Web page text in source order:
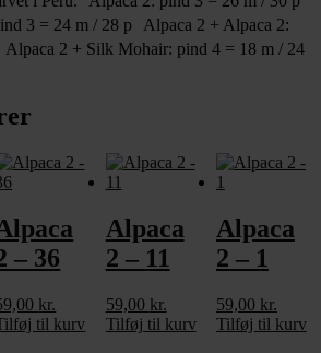
3 = 24 m / 28 p Alpaca 2 + Alpaca 2:
2 + Silk Mohair: pind 4 = 18 m / 24
– 36
kr.
til kurv
Alpaca
2 – 11
59,00 kr.
Tilføj til kurv
Alpaca
2 – 1
59,00 kr.
Tilføj til kurv